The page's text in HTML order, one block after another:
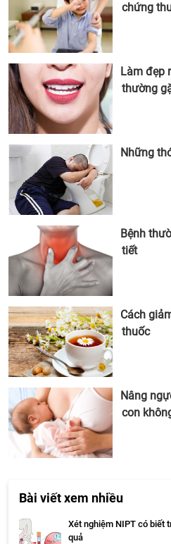
chứng
Làm đẹp
thường
Những
Bệnh
tiết
Cách
thuốc
Nâng
con
Bài viết xem nhiều
Xét nghiệm NIPT có biết
quả